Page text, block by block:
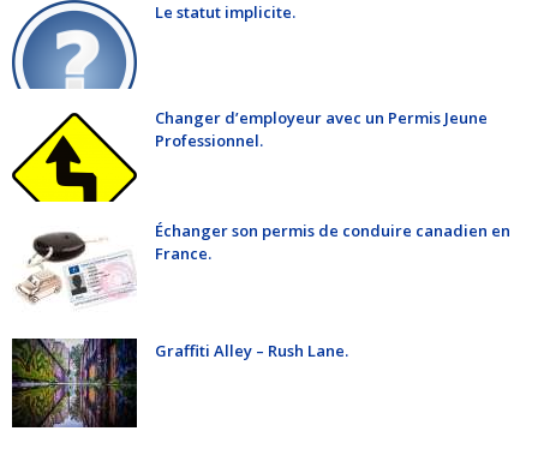
Le statut implicite.
Changer d’employeur avec un Permis Jeune
Professionnel.
Échanger son permis de conduire canadien en
France.
Graffiti Alley – Rush Lane.